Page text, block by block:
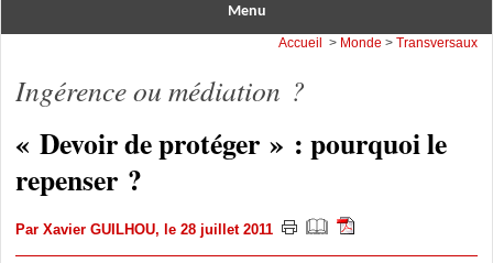
Menu
Accueil > Monde > Transversaux
Ingérence ou médiation ?
« Devoir de protéger » : pourquoi le
repenser ?
Par Xavier GUILHOU, le 28 juillet 2011